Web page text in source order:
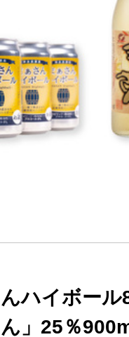
ハイボー
」25％